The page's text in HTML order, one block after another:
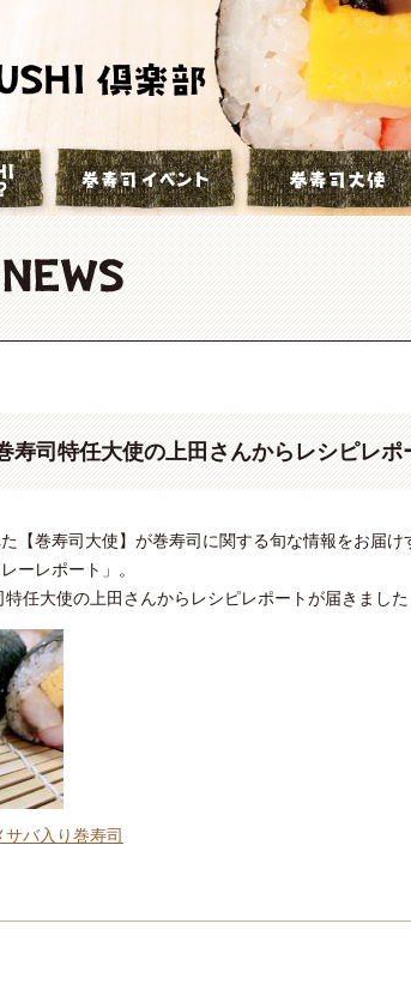
巻寿司倶楽部とは？ 巻寿司イベント
寿司特任大使の上田さんからレシピレ
【巻寿司大使】が巻寿司に関する旬な情報をお届け
ーレポート」。
任大使の上田さんからレシピレポートが届きました
サバ入り巻寿司